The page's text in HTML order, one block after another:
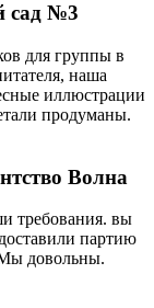
сад №3
для группы в
наша
иллюстрации
продуманы.
Волна
требования. вы
партию
довольны.